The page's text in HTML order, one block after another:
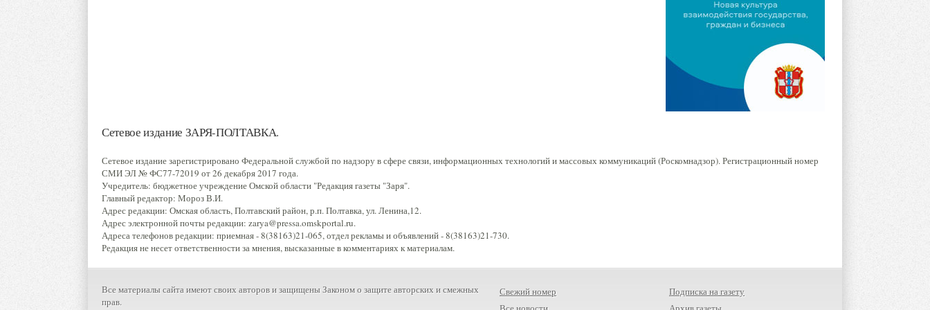
Сетевое издание ЗАРЯ-ПОЛТАВКА.
Сетевое издание зарегистрировано Федеральной службой по надзору в сфере связи, информационных технологий и массовых коммуникаций (Роскомнадзор). Регистрационный номер
СМИ ЭЛ № ФС77-72019 от 26 декабря 2017 года.
Учредитель: бюджетное учреждение Омской области "Редакция газеты "Заря".
Главный редактор: Мороз В.И.
Адрес редакции: Омская область, Полтавский район, р.п. Полтавка, ул. Ленина,12.
Адрес электронной почты редакции: zarya@pressa.omskportal.ru.
Адреса телефонов редакции: приемная - 8(38163)21-065, отдел рекламы и объявлений - 8(38163)21-730.
Редакция не несет ответственности за мнения, высказанные в комментариях к материалам.
Все материалы сайта имеют своих авторов и защищены Законом о защите авторских и смежных
прав.
Свежий номер
Подписка на газету